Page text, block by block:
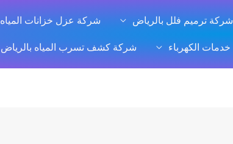
شركة ترميم فلل بالرياض شركة عزل خزانات المياه
خدمات الكهرباء شركة كشف تسرب المياه بالرياض